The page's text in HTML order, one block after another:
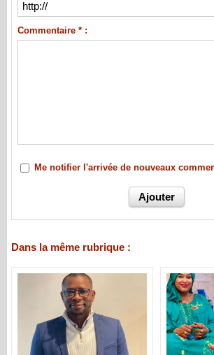
Commentaire * :
Me notifier l'arrivée de nouveaux
Dans la même rubrique :